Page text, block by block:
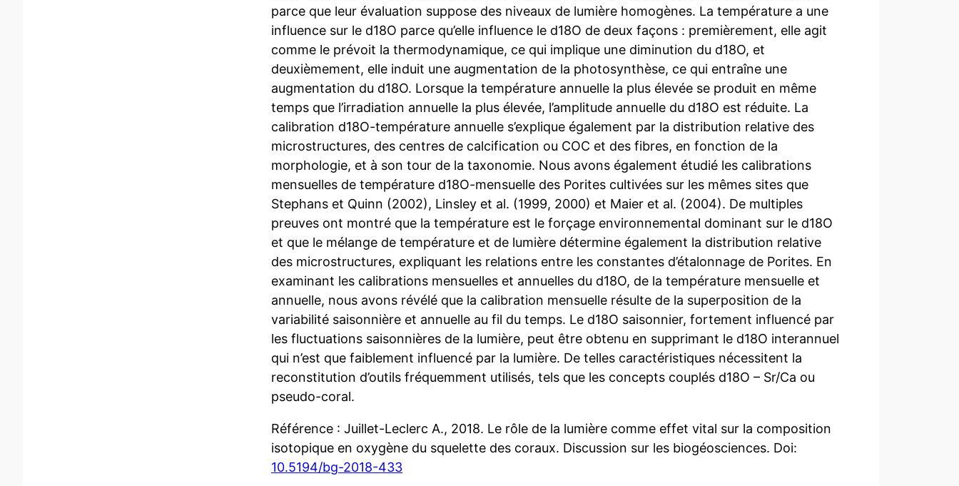
parce que leur évaluation suppose des niveaux de lumière homogènes. La température a une
influence sur le d18O parce qu’elle influence le d18O de deux façons : premièrement, elle agit
comme le prévoit la thermodynamique, ce qui implique une diminution du d18O, et
deuxièmement, elle induit une augmentation de la photosynthèse, ce qui entraîne une
augmentation du d18O. Lorsque la température annuelle la plus élevée se produit en même
temps que l’irradiation annuelle la plus élevée, l’amplitude annuelle du d18O est réduite. La
calibration d18O-température annuelle s’explique également par la distribution relative des
microstructures, des centres de calcification ou COC et des fibres, en fonction de la
morphologie, et à son tour de la taxonomie. Nous avons également étudié les calibrations
mensuelles de température d18O-mensuelle des Porites cultivées sur les mêmes sites que
Stephans et Quinn (2002), Linsley et al. (1999, 2000) et Maier et al. (2004). De multiples
preuves ont montré que la température est le forçage environnemental dominant sur le d18O
et que le mélange de température et de lumière détermine également la distribution relative
des microstructures, expliquant les relations entre les constantes d’étalonnage de Porites. En
examinant les calibrations mensuelles et annuelles du d18O, de la température mensuelle et
annuelle, nous avons révélé que la calibration mensuelle résulte de la superposition de la
variabilité saisonnière et annuelle au fil du temps. Le d18O saisonnier, fortement influencé par
les fluctuations saisonnières de la lumière, peut être obtenu en supprimant le d18O interannuel
qui n’est que faiblement influencé par la lumière. De telles caractéristiques nécessitent la
reconstitution d’outils fréquemment utilisés, tels que les concepts couplés d18O – Sr/Ca ou
pseudo-coral.
Référence : Juillet-Leclerc A., 2018. Le rôle de la lumière comme effet vital sur la composition
isotopique en oxygène du squelette des coraux. Discussion sur les biogéosciences. Doi:
10.5194/bg-2018-433